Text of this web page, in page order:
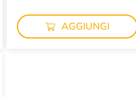
AGGIUNGI